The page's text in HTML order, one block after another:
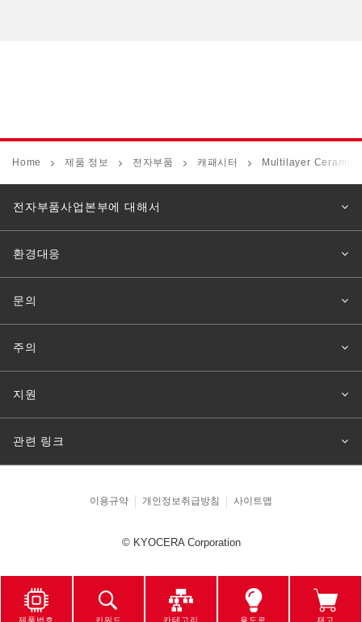
제품번호 키워드 카테고리 용도로 재고
Home 제품 정보 전자부품 캐패시터 Multilayer Ceramic
전자부품사업본부에 대해서
환경대응
문의
주의
지원
관련 링크
이용규약 개인정보취급방침 사이트맵
© KYOCERA Corporation